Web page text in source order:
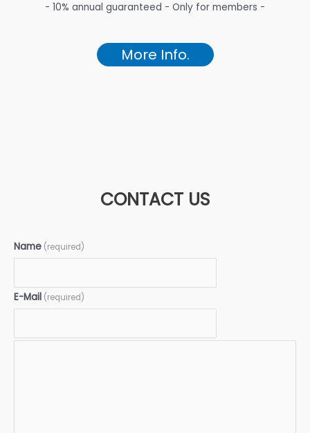
- 10% annual guaranteed - Only for members -
More Info.
CONTACT US
Name (required)
E-Mail (required)